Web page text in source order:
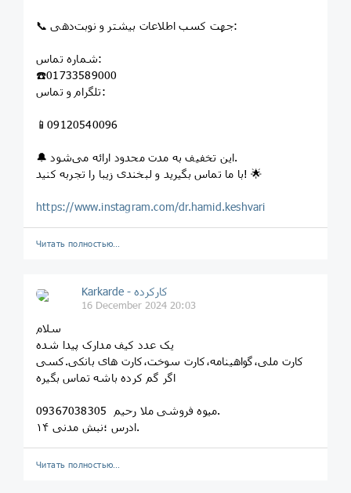
📞 جهت کسب اطلاعات بیشتر و نوبت‌دهی:
شماره تماس:
☎️01733589000
تلگرام و تماس:
📱09120540096
🔔 این تخفیف به مدت محدود ارائه می‌شود.
با ما تماس بگیرید و لبخندی زیبا را تجربه کنید! 🌟
https://www.instagram.com/dr.hamid.keshvari
Читать полностью…
Karkarde - کارکرده
16 December 2024 20:03
سلام
یک عدد کیف مدارک پیدا شده
کارت ملی،گواهینامه،کارت سوخت،کارت های بانکی.کسی
اگر گم کرده باشه تماس بگیره
09367038305 میوه فروشی ملا رحیم.
ادرس ؛نبش مدنی ۱۴.
Читать полностью…